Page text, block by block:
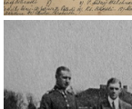
Polowanie